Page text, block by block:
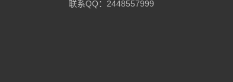
联系QQ：2448557999